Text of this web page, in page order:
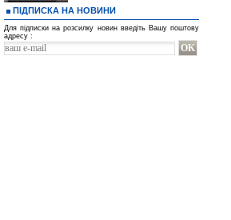
ПІДПИСКА НА НОВИНИ
Для підписки на розсилку новин введіть Вашу поштову
адресу :